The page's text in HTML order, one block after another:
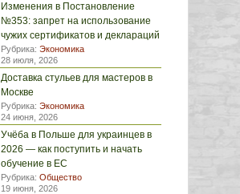
Изменения в Постановление
№353: запрет на использование
чужих сертификатов и деклараций
Рубрика: Экономика
28 июля, 2026
Доставка стульев для мастеров в
Москве
Рубрика: Экономика
24 июня, 2026
Учёба в Польше для украинцев в
2026 — как поступить и начать
обучение в ЕС
Рубрика: Общество
19 июня, 2026